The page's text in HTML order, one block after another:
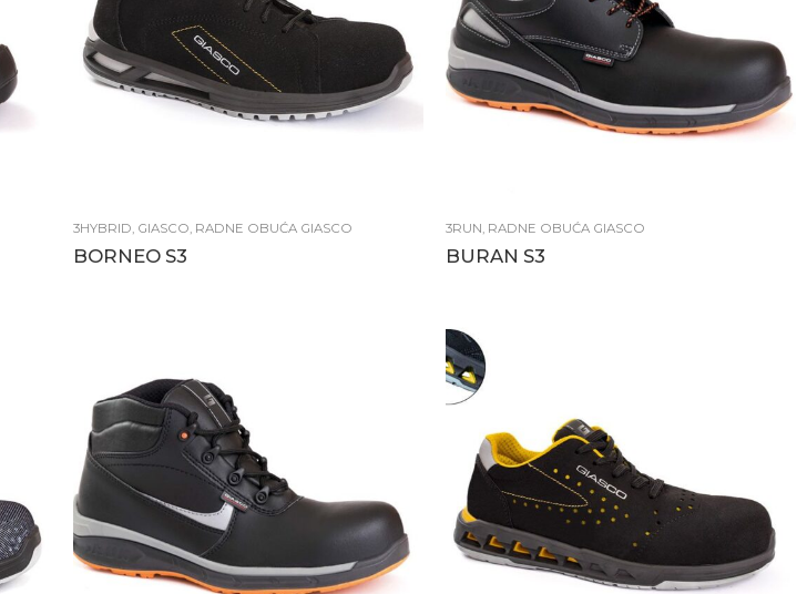
3HYBRID, GIASCO, RADNE OBUĆA GIASCO
BORNEO S3
3RUN, RADNE OBUĆA GIASCO
BURAN S3